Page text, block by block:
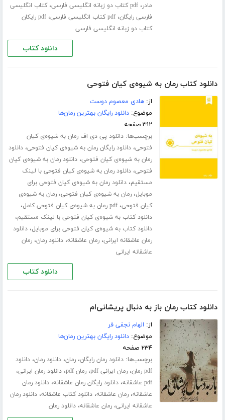
مادر،pdf کتاب دو زبانه انگلیسی فارسی ،کتاب انگلیسی
فارسی رایگان،pdf کتاب انگلیسی فارسی ،
pdf رایکان
کتاب دو زبانه انگلیسی فارسی
دانلود کتاب
دانلود کتاب رمان به شیوه‌ی کیان فتوحی
از:هادی معصوم دوست
موضوع:دانلود رایگان بهترین رمان‌ها
۳۱۲ صفحه
برچسب‌ها:دانلود پی دی اف رمان به شیوه‌ی کیان
فتوحی،دانلود رایگان رمان به شیوه‌ی کیان فتوحی،دانلود
رمان به شیوه‌ی کیان فتوحی،دانلود رمان به شیوه‌ی کیان
فتوحی،دانلود رمان به شیوه‌ی کیان فتوحی با لینک
مستقیم،دانلود رمان به شیوه‌ی کیان فتوحی برای
موبایل،رمان به شیوه‌ی کیان فتوحی،رمان به شیوه‌ی
کیان فتوحی،pdf رمان به شیوه‌ی کیان فتوحی کامل ،
دانلود کتاب به شیوه‌ی کیان فتوحی با لینک مستقیم،
دانلود کتاب به شیوه‌ی کیان فتوحی برای موبایل،دانلود
رمان عاشقانه ایرانی،رمان عاشقانه،دانلود رمان،رمان
عاشقانه ایرانی
دانلود کتاب
دانلود کتاب رمان باز به دنبال پریشانی‌ام
از: الهام نجفی فر
موضوع:دانلود رایگان بهترین رمان‌ها
۲۳۴ صفحه
برچسب‌ها:دانلود رمان رایگان،رمان،دانلود رمان،دانلود
pdf رمان
،رمان ایرانی pdf ،رمان pdf ،دانلود رمان ایرانی،
pdf عاشقانه ،دانلود رایگان رمان عاشقانه،دانلود رمان
عاشقانه،رمان عاشقانه،دانلود کتاب عاشقانه،دانلود رمان
عاشقانه ایرانی،رمان عاشقانه،دانلود رمان